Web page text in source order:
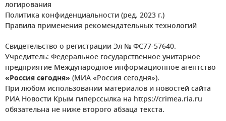
логирования
Политика конфиденциальности (ред. 2023 г.)
Правила применения рекомендательных технологий
Свидетельство о регистрации Эл № ФС77-57640.
Учредитель: Федеральное государственное унитарное
предприятие Международное информационное агентство
«Россия сегодня» (МИА «Россия сегодня»).
При любом использовании материалов и новостей сайта
РИА Новости Крым гиперссылка на https://crimea.ria.ru
обязательна не ниже второго абзаца текста.